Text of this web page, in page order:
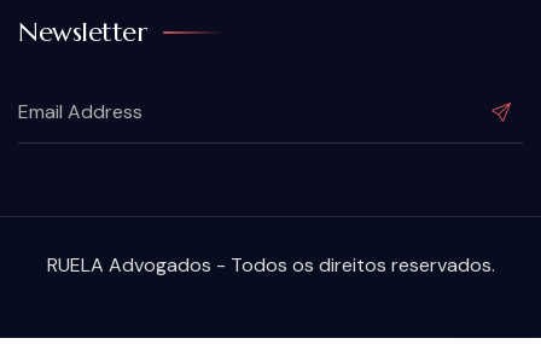
Newsletter
RUELA Advogados - Todos os direitos reservados.